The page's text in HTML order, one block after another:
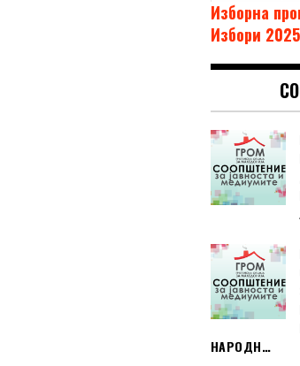
Изборна
Избори
НАРОДН…